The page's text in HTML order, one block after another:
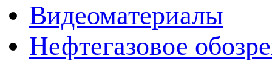
Видеоматериалы
Нефтегазовое